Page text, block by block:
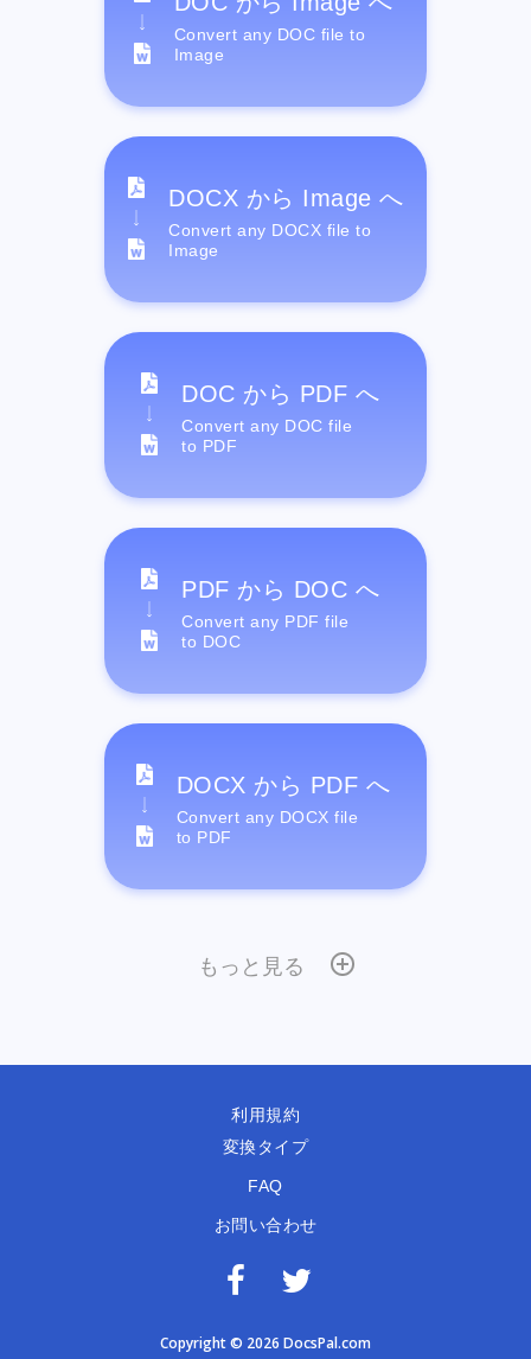
Convert any DOC file to
Image
DOCX から Image へ
Convert any DOCX file to
Image
DOC から PDF へ
Convert any DOC file
to PDF
PDF から DOC へ
Convert any PDF file
to DOC
DOCX から PDF へ
Convert any DOCX file
to PDF
もっと見る
利用規約
変換タイプ
FAQ
お問い合わせ
Copyright © 2026 DocsPal.com